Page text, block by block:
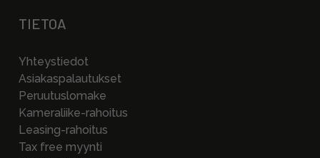
TIETOA
Yhteystiedot
Asiakaspalautukset
Peruutuslomake
Kameraliike-rahoitus
Leasing-rahoitus
Tax free myynti